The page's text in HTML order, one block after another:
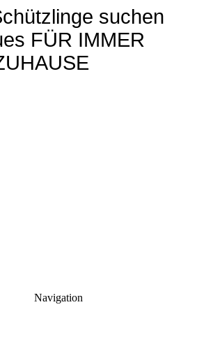
suchen
FÜR IMMER
Navigation